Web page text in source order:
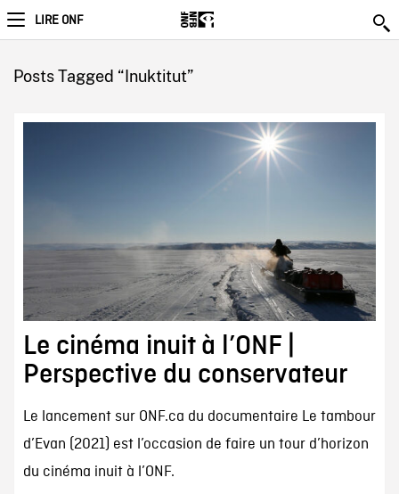
LIRE ONF
Posts Tagged “Inuktitut”
Le cinéma inuit à l’ONF |
Perspective du conservateur
Le lancement sur ONF.ca du documentaire Le tambour
d’Evan (2021) est l’occasion de faire un tour d’horizon
du cinéma inuit à l’ONF.